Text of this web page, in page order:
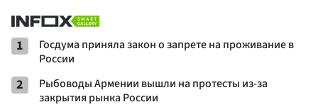
1
Госдума приняла закон о запрете на проживание в
России
2
Рыбоводы Армении вышли на протесты из-за
закрытия рынка России